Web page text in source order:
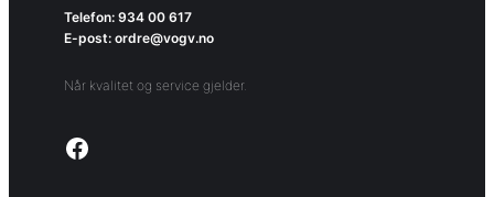
Telefon: 934 00 617
E-post: ordre@vogv.no
Når kvalitet og service gjelder.
Link to facebook page